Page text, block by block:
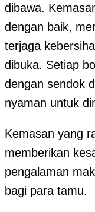
dibawa.
dengan baik,
terjaga
dibuka. Setiap
dengan sendok
nyaman untuk
Kemasan yang
memberikan
pengalaman
bagi para tamu.